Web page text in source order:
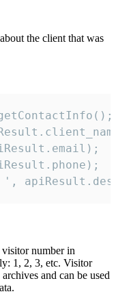
the client that was
',
number in
1, 2, 3, etc. Visitor
and can be used